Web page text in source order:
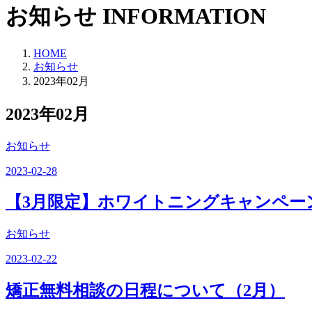
お知らせ INFORMATION
HOME
お知らせ
2023年02月
2023年02月
お知らせ
2023-02-28
【3月限定】ホワイトニングキャンペー
お知らせ
2023-02-22
矯正無料相談の日程について（2月）